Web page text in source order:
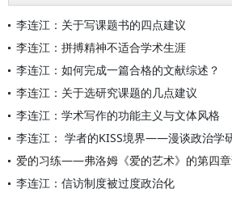
李连江：关于写课题书的四点建议
李连江：拼搏精神不适合学术生涯
李连江：如何完成一篇合格的文献综述？
李连江：关于选研究课题的几点建议
李连江：学术写作的功能主义与文体风格
李连江： 学者的KISS境界——漫谈政治学
爱的习练——弗洛姆《爱的艺术》的第四
李连江：信访制度被过度政治化